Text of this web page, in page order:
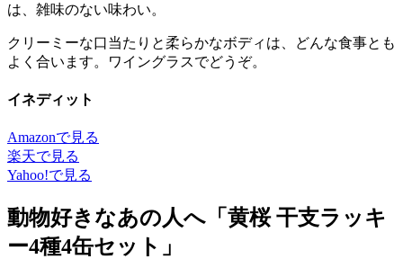
は、雑味のない味わい。
クリーミーな口当たりと柔らかなボディは、どんな食事とも
よく合います。ワイングラスでどうぞ。
イネディット
Amazonで見る
楽天で見る
Yahoo!で見る
動物好きなあの人へ「黄桜 干支ラッキ
ー4種4缶セット」